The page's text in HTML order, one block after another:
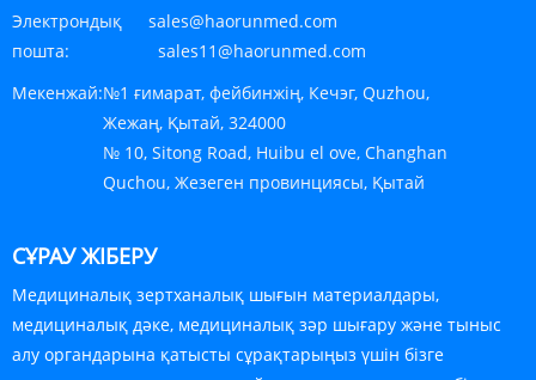
Электрондық
пошта:
sales@haorunmed.com
sales11@haorunmed.com
Мекенжай:№1 ғимарат, фейбинжiң, Кечэг, Quzhou,
Жежаң, Қытай, 324000
№ 10, Sitong Road, Huibu el ove, Changhan
Quchou, Жезеген провинциясы, Қытай
СҰРАУ ЖІБЕРУ
Медициналық зертханалық шығын материалдары,
медициналық дәке, медициналық зәр шығару және тыныс
алу органдарына қатысты сұрақтарыңыз үшін бізге